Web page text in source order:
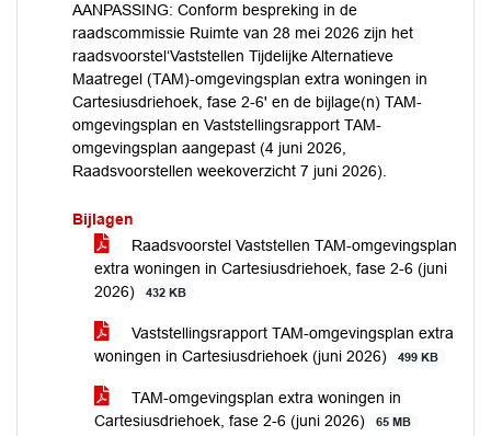
AANPASSING: Conform bespreking in de
raadscommissie Ruimte van 28 mei 2026 zijn het
raadsvoorstel‘Vaststellen Tijdelijke Alternatieve
Maatregel (TAM)-omgevingsplan extra woningen in
Cartesiusdriehoek, fase 2-6' en de bijlage(n) TAM-
omgevingsplan en Vaststellingsrapport TAM-
omgevingsplan aangepast (4 juni 2026,
Raadsvoorstellen weekoverzicht 7 juni 2026).
Bijlagen
Raadsvoorstel Vaststellen TAM-omgevingsplan
extra woningen in Cartesiusdriehoek, fase 2-6 (juni
2026)
432 KB
Vaststellingsrapport TAM-omgevingsplan extra
woningen in Cartesiusdriehoek (juni 2026)
499 KB
TAM-omgevingsplan extra woningen in
Cartesiusdriehoek, fase 2-6 (juni 2026)
65 MB